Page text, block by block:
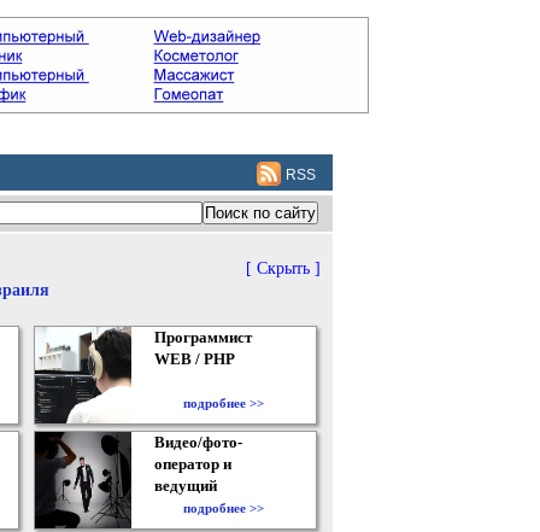
RSS
[ Скрыть ]
Программист
WEB / PHP
подробнее >>
Видео/фото-
оператор и
ведущий
подробнее >>